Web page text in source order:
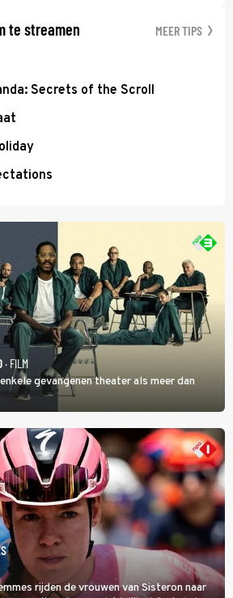
te streamen MEER TIPS
Secrets of the Scroll
· FILM
gevangenen theater als meer dan
rijden de vrouwen van Sisteron naar